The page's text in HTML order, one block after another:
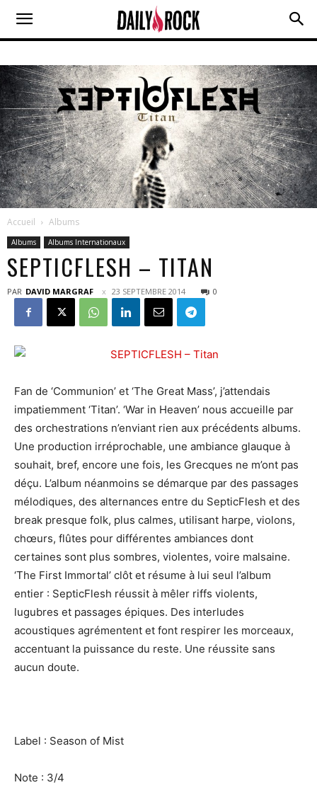
Accueil Albums
Albums Albums Internationaux
SEPTICFLESH – TITAN
PAR DAVID MARGRAF 23 SEPTEMBRE 2014 0
Fan de ‘Communion’ et ‘The Great Mass’, j’attendais
impatiemment ‘Titan’. ‘War in Heaven’ nous accueille par
des orchestrations n’enviant rien aux précédents albums.
Une production irréprochable, une ambiance glauque à
souhait, bref, encore une fois, les Grecques ne m’ont pas
déçu. L’album néanmoins se démarque par des passages
mélodiques, des alternances entre du SepticFlesh et des
break presque folk, plus calmes, utilisant harpe, violons,
chœurs, flûtes pour différentes ambiances dont
certaines sont plus sombres, violentes, voire malsaine.
‘The First Immortal’ clôt et résume à lui seul l’album
entier : SepticFlesh réussit à mêler riffs violents,
lugubres et passages épiques. Des interludes
acoustiques agrémentent et font respirer les morceaux,
accentuant la puissance du reste. Une réussite sans
aucun doute.
Label : Season of Mist
Note : 3/4